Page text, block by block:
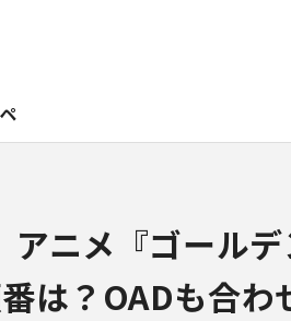
アニメ『ゴール
は？OADも合わ